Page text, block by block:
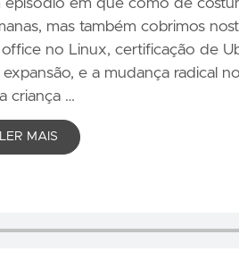
episódio em que como de
mas também cobrimos
office no Linux, certificação de
expansão, e a mudança radical
criança …
LER MAIS